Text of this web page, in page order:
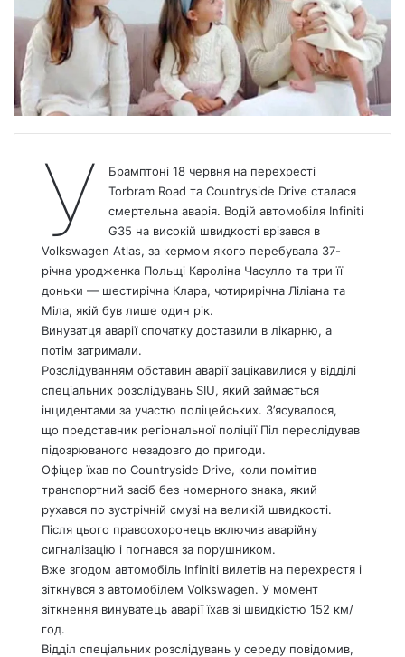
У
Брамптоні 18 червня на перехресті
Torbram Road та Countryside Drive сталася
смертельна аварія. Водій автомобіля Infiniti
G35 на високій швидкості врізався в
Volkswagen Atlas, за кермом якого перебувала 37-
річна уродженка Польщі Кароліна Часулло та три її
доньки — шестирічна Клара, чотирирічна Ліліана та
Міла, якій був лише один рік.
Винуватця аварії спочатку доставили в лікарню, а
потім затримали.
Розслідуванням обставин аварії зацікавилися у відділі
спеціальних розслідувань SIU, який займається
інцидентами за участю поліцейських. З’ясувалося,
що представник регіональної поліції Піл переслідував
підозрюваного незадовго до пригоди.
Офіцер їхав по Countryside Drive, коли помітив
транспортний засіб без номерного знака, який
рухався по зустрічній смузі на великій швидкості.
Після цього правоохоронець включив аварійну
сигналізацію і погнався за порушником.
Вже згодом автомобіль Infiniti вилетів на перехрестя і
зіткнувся з автомобілем Volkswagen. У момент
зіткнення винуватець аварії їхав зі швидкістю 152 км/
год.
Відділ спеціальних розслідувань у середу повідомив,